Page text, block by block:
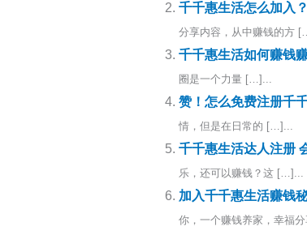
千千惠生活怎么加入
分享内容，从中赚钱的方
千千惠生活如何赚钱
圈是一个力量 […]...
赞！怎么免费注册千
情，但是在日常的 […]...
千千惠生活达人注册
乐，还可以赚钱？这 […]...
加入千千惠生活赚钱
你，一个赚钱养家，幸福